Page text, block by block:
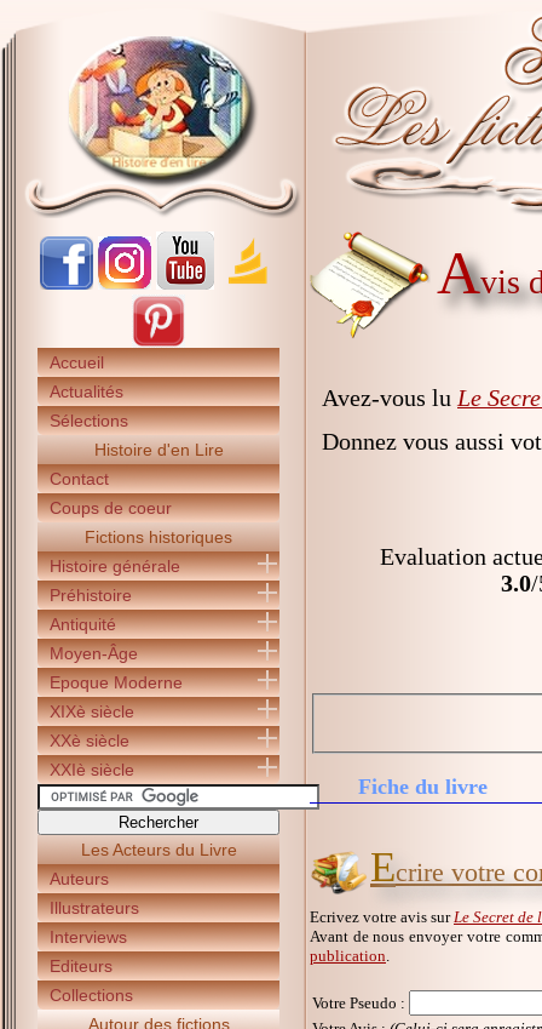
Accueil
Actualités
Sélections
Histoire d'en Lire
Contact
Coups de coeur
Fictions historiques
Histoire générale
Préhistoire
Antiquité
Moyen-Âge
Epoque Moderne
XIXè siècle
XXè siècle
XXIè siècle
Les Acteurs du Livre
Auteurs
Illustrateurs
Interviews
Editeurs
Collections
Autour des fictions
Avis
Avez-vous lu Le
Donnez vous aussi
Evaluation
3.0/
Fiche du livre
Ecrire votre
Ecrivez votre avis sur Le Secret de
Avant de nous envoyer votre
publication
Votre Pseudo :